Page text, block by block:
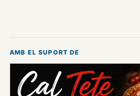
AMB EL SUPORT DE